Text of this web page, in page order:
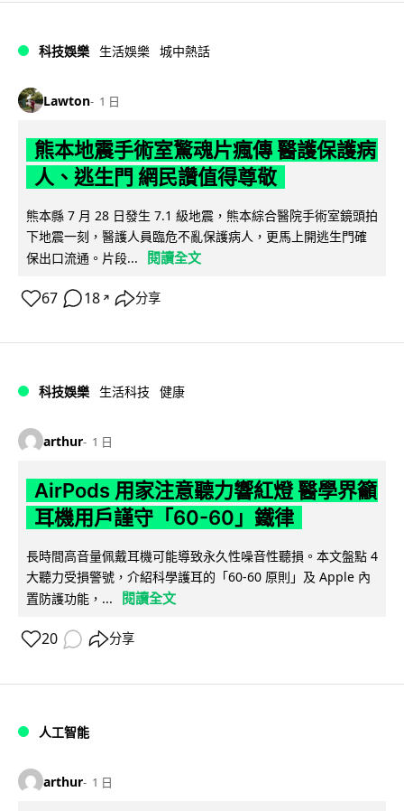
科技娛樂 生活娛樂 城中熱話
Lawton 1 日
熊本地震手術室驚魂片瘋傳 醫護保護病
人、逃生門 網民讚值得尊敬
熊本縣 7 月 28 日發生 7.1 級地震，熊本綜合醫院手術室鏡頭拍
下地震一刻，醫護人員臨危不亂保護病人，更馬上開逃生門確
保出口流通。片段...
閱讀全文
67 18 ↗ 分享
科技娛樂 生活科技 健康
arthur 1 日
AirPods 用家注意聽力響紅燈 醫學界籲
耳機用戶謹守「60-60」鐵律
長時間高音量佩戴耳機可能導致永久性噪音性聽損。本文盤點 4
大聽力受損警號，介紹科學護耳的「60-60 原則」及 Apple 內
置防護功能，...
閱讀全文
20 分享
人工智能
arthur 1 日